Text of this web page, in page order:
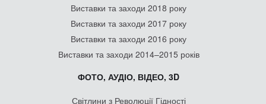
Виставки та заходи 2018 року
Виставки та заходи 2017 року
Виставки та заходи 2016 року
Виставки та заходи 2014–2015 років
ФОТО, АУДІО, ВІДЕО, 3D
Світлини з Революції Гідності